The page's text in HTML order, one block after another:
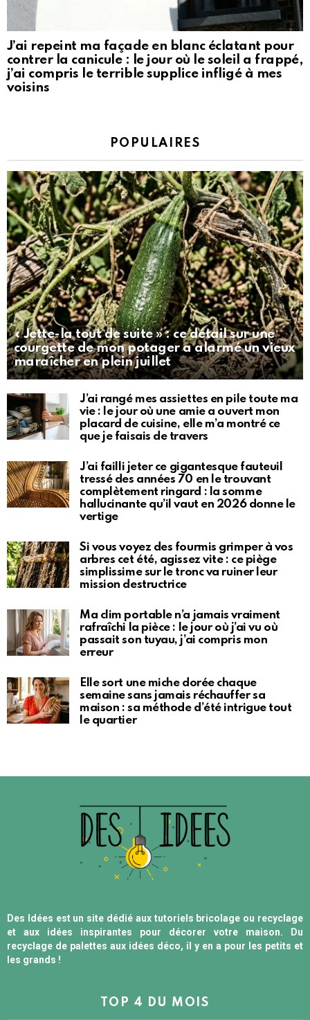
J’ai repeint ma façade en blanc éclatant pour
contrer la canicule : le jour où le soleil a frappé,
j’ai compris le terrible supplice infligé à mes
voisins
POPULAIRES
« Jette-la tout de suite » : ce détail sur une
courgette de mon potager a alarmé un vieux
maraîcher en plein juillet
J’ai rangé mes assiettes en pile toute ma
vie : le jour où une amie a ouvert mon
placard de cuisine, elle m’a montré ce
que je faisais de travers
J’ai failli jeter ce gigantesque fauteuil
tressé des années 70 en le trouvant
complètement ringard : la somme
hallucinante qu’il vaut en 2026 donne le
vertige
Si vous voyez des fourmis grimper à vos
arbres cet été, agissez vite : ce piège
simplissime sur le tronc va ruiner leur
mission destructrice
Ma clim portable n’a jamais vraiment
rafraîchi la pièce : le jour où j’ai vu où
passait son tuyau, j’ai compris mon
erreur
Elle sort une miche dorée chaque
semaine sans jamais réchauffer sa
maison : sa méthode d’été intrigue tout
le quartier
Des Idées est un site dédié aux tutoriels bricolage ou recyclage
et aux idées inspirantes pour décorer votre maison. Du
recyclage de palettes aux idées déco, il y en a pour les petits et
les grands !
TOP 4 DU MOIS